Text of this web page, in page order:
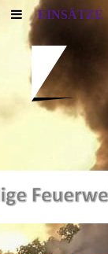
EINSÄTZE